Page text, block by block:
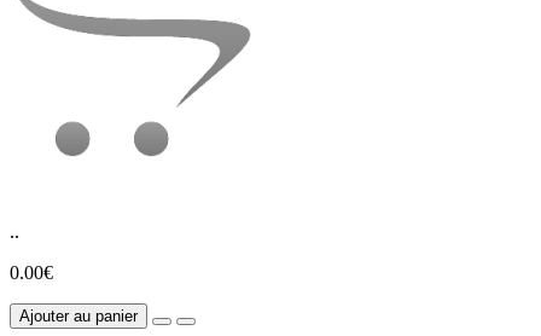
..
0.00€
Ajouter au panier